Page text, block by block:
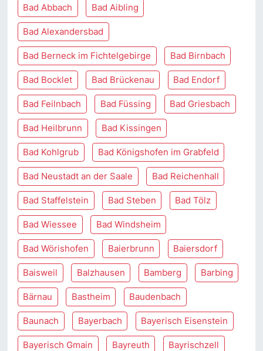
Bad Abbach Bad Aibling
Bad Alexandersbad
Bad Berneck im Fichtelgebirge Bad Birnbach
Bad Bocklet Bad Brückenau Bad Endorf
Bad Feilnbach Bad Füssing Bad Griesbach
Bad Heilbrunn Bad Kissingen
Bad Kohlgrub Bad Königshofen im Grabfeld
Bad Neustadt an der Saale Bad Reichenhall
Bad Staffelstein Bad Steben Bad Tölz
Bad Wiessee Bad Windsheim
Bad Wörishofen Baierbrunn Baiersdorf
Baisweil Balzhausen Bamberg Barbing
Bärnau Bastheim Baudenbach
Baunach Bayerbach Bayerisch Eisenstein
Bayerisch Gmain Bayreuth Bayrischzell